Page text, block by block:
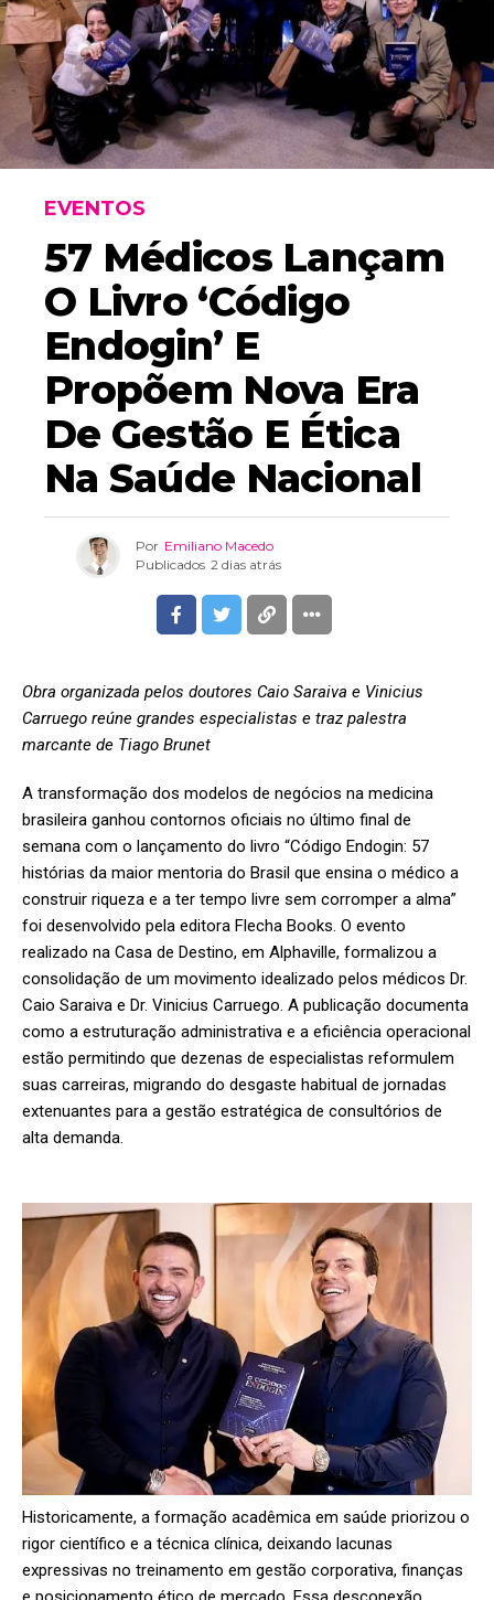
EVENTOS
57 Médicos Lançam
O Livro ‘Código
Endogin’ E
Propõem Nova Era
De Gestão E Ética
Na Saúde Nacional
Por Emiliano Macedo
Publicados 2 dias atrás
Obra organizada pelos doutores Caio Saraiva e Vinicius
Carruego reúne grandes especialistas e traz palestra
marcante de Tiago Brunet
A transformação dos modelos de negócios na medicina
brasileira ganhou contornos oficiais no último final de
semana com o lançamento do livro “Código Endogin: 57
histórias da maior mentoria do Brasil que ensina o médico a
construir riqueza e a ter tempo livre sem corromper a alma”
foi desenvolvido pela editora Flecha Books. O evento
realizado na Casa de Destino, em Alphaville, formalizou a
consolidação de um movimento idealizado pelos médicos Dr.
Caio Saraiva e Dr. Vinicius Carruego. A publicação documenta
como a estruturação administrativa e a eficiência operacional
estão permitindo que dezenas de especialistas reformulem
suas carreiras, migrando do desgaste habitual de jornadas
extenuantes para a gestão estratégica de consultórios de
alta demanda.
Historicamente, a formação acadêmica em saúde priorizou o
rigor científico e a técnica clínica, deixando lacunas
expressivas no treinamento em gestão corporativa, finanças